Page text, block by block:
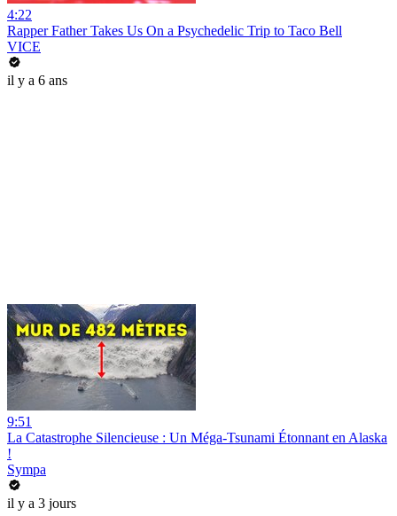
4:22
Rapper Father Takes Us On a Psychedelic Trip to Taco Bell
VICE
il y a 6 ans
9:51
La Catastrophe Silencieuse : Un Méga-Tsunami Étonnant en Alaska
!
Sympa
il y a 3 jours